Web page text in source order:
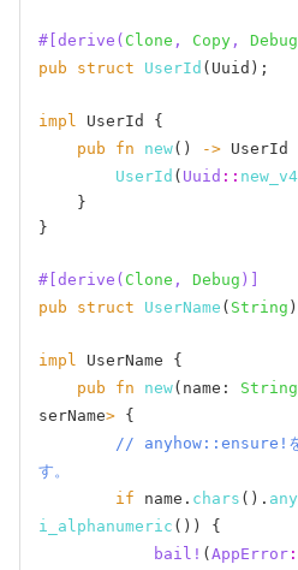
#[derive( Clone , Copy , Debug
pub
struct UserId (Uuid);
impl UserId {
pub
fn new() -> UserId
UserId ( Uuid :: new_v4
}
#[derive( Clone , Debug )]
pub
struct UserName ( String
impl UserName {
pub
fn new(name: String
serName> {
// anyhow::ensure!を
す。
if name. chars (). any
i_alphanumeric ()) {
bail! ( AppError